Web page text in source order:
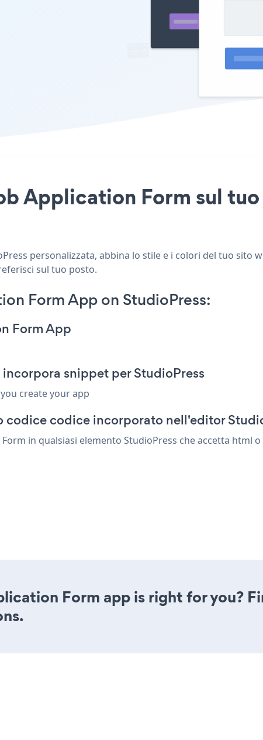
Application Form sul
personalizzata, abbina lo stile e i colori del tuo sito
sul tuo posto.
Form App on StudioPress:
Form App
snippet per StudioPress
create your app
codice incorporato nell'editor
in qualsiasi elemento StudioPress che accetta html
Form app is right for you?